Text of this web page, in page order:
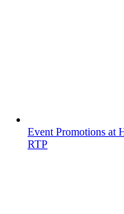
Event Promotions at
RTP